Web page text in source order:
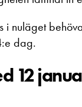
nuläget
dag.
12